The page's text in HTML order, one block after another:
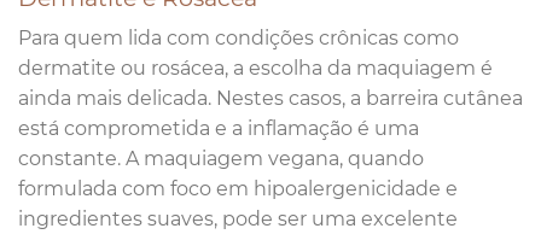
Para quem lida com condições crônicas como
dermatite ou rosácea, a escolha da maquiagem é
ainda mais delicada. Nestes casos, a barreira cutânea
está comprometida e a inflamação é uma
constante. A maquiagem vegana, quando
formulada com foco em hipoalergenicidade e
ingredientes suaves, pode ser uma excelente